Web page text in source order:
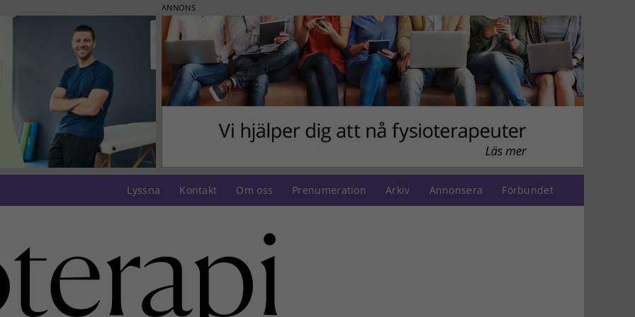
ANNONS
Lyssna Kontakt Om oss Prenumeration Arkiv Annonsera Förbundet